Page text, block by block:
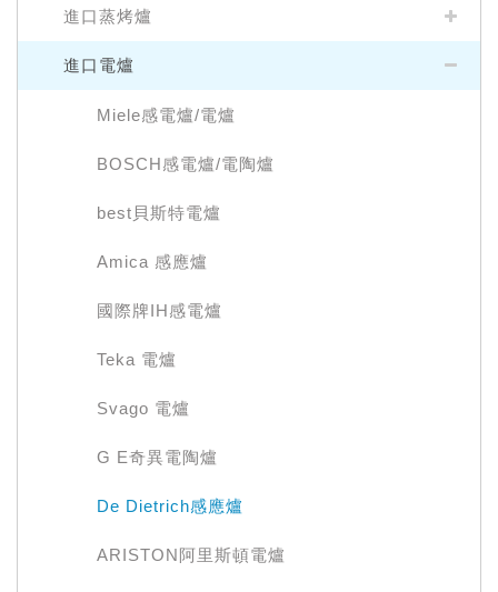
進口蒸烤爐
進口電爐
Miele感電爐/電爐
BOSCH感電爐/電陶爐
best貝斯特電爐
Amica 感應爐
國際牌IH感電爐
Teka 電爐
Svago 電爐
G E奇異電陶爐
De Dietrich感應爐
ARISTON阿里斯頓電爐